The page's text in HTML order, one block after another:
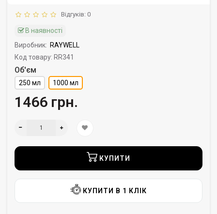
Відгуків: 0
В наявності
Виробник: RAYWELL
Код товару: RR341
Об'єм
250 мл 1000 мл
1466 грн.
КУПИТИ
КУПИТИ В 1 КЛІК